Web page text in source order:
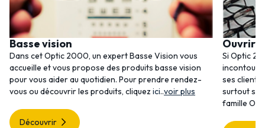
Basse vision
Dans cet Optic 2000, un expert Basse Vision vous
accueille et vous propose des produits basse vision
pour vous aider au quotidien. Pour prendre rendez-
vous ou découvrir les produits, cliquez ici..voir plus
Découvrir
Ouvrir
Si Optic
ses
surtout
famille